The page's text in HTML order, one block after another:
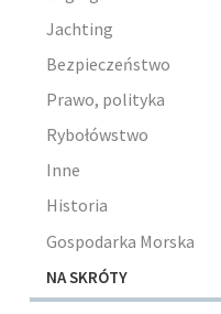
Jachting
Bezpieczeństwo
Prawo, polityka
Rybołówstwo
Inne
Historia
Gospodarka Morska
NA SKRÓTY